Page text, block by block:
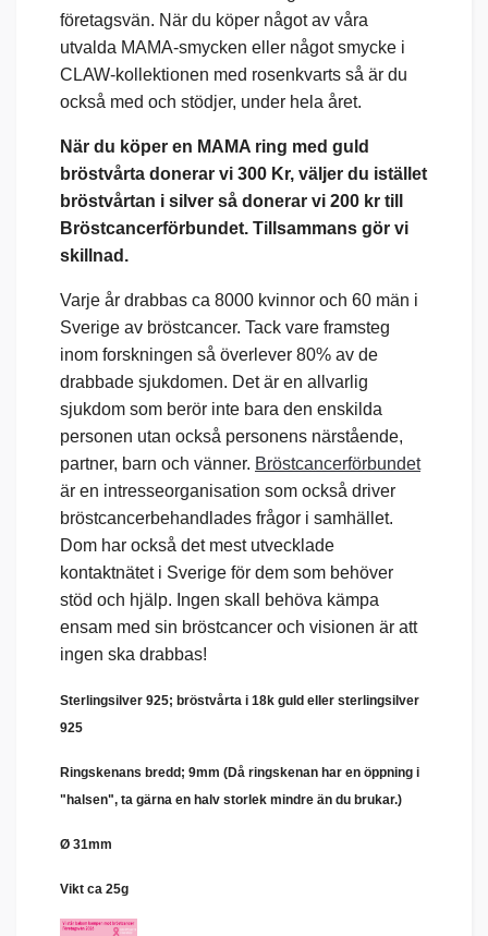
företagsvän. När du köper något av våra
utvalda MAMA-smycken eller något smycke i
CLAW-kollektionen med rosenkvarts så är du
också med och stödjer, under hela året.
När du köper en MAMA ring med guld
bröstvårta donerar vi 300 Kr, väljer du istället
bröstvårtan i silver så donerar vi 200 kr till
Bröstcancerförbundet. Tillsammans gör vi
skillnad.
Varje år drabbas ca 8000 kvinnor och 60 män i
Sverige av bröstcancer. Tack vare framsteg
inom forskningen så överlever 80% av de
drabbade sjukdomen. Det är en allvarlig
sjukdom som berör inte bara den enskilda
personen utan också personens närstående,
partner, barn och vänner. Bröstcancerförbundet
är en intresseorganisation som också driver
bröstcancerbehandlades frågor i samhället.
Dom har också det mest utvecklade
kontaktnätet i Sverige för dem som behöver
stöd och hjälp. Ingen skall behöva kämpa
ensam med sin bröstcancer och visionen är att
ingen ska drabbas!
Sterlingsilver 925; bröstvårta i 18k guld eller sterlingsilver
925
Ringskenans bredd; 9mm (Då ringskenan har en öppning i
"halsen", ta gärna en halv storlek mindre än du brukar.)
Ø 31mm
Vikt ca 25g